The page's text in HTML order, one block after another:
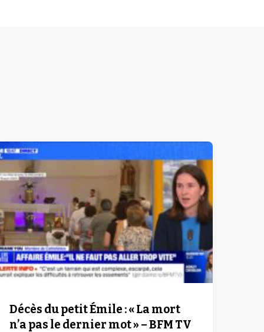
Décès du petit Émile : « La mort
n’a pas le dernier mot » – BFM TV